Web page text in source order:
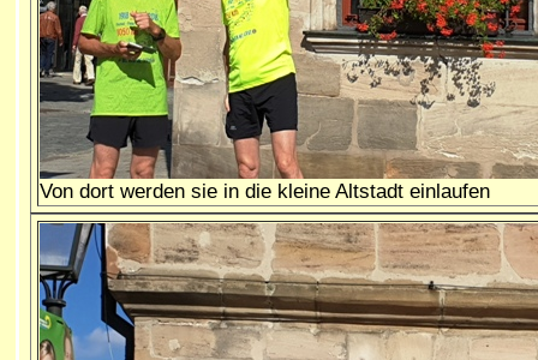
Von dort werden sie in die kleine Altstadt einlaufen